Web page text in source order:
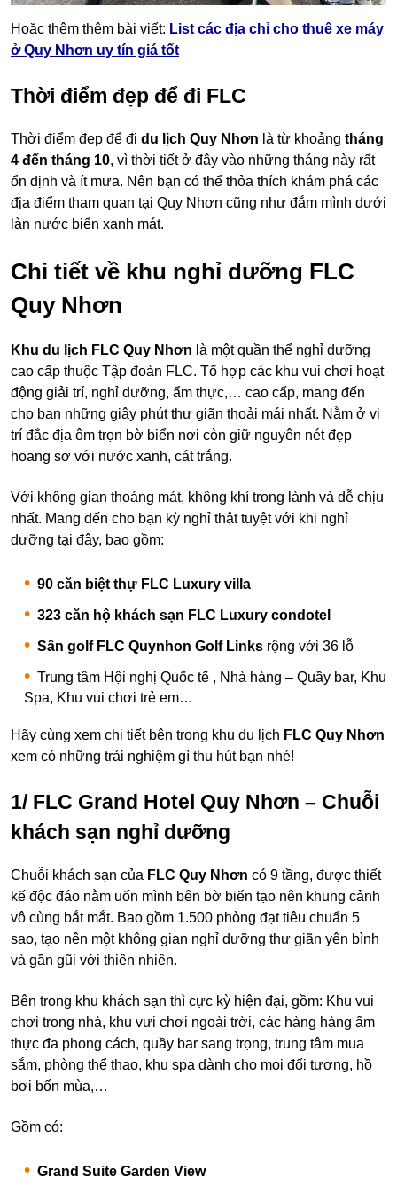
Hoặc thêm thêm bài viết: List các địa chỉ cho thuê xe máy
ở Quy Nhơn uy tín giá tốt
Thời điểm đẹp để đi FLC
Thời điểm đẹp để đi du lịch Quy Nhơn là từ khoảng tháng
4 đến tháng 10, vì thời tiết ở đây vào những tháng này rất
ổn định và ít mưa. Nên bạn có thể thỏa thích khám phá các
địa điểm tham quan tại Quy Nhơn cũng như đắm mình dưới
làn nước biển xanh mát.
Chi tiết về khu nghỉ dưỡng FLC
Quy Nhơn
Khu du lịch FLC Quy Nhơn là một quần thể nghỉ dưỡng
cao cấp thuộc Tập đoàn FLC. Tổ hợp các khu vui chơi hoạt
động giải trí, nghỉ dưỡng, ẩm thực,… cao cấp, mang đến
cho bạn những giây phút thư giãn thoải mái nhất. Nằm ở vị
trí đắc địa ôm trọn bờ biển nơi còn giữ nguyên nét đẹp
hoang sơ với nước xanh, cát trắng.
Với không gian thoáng mát, không khí trong lành và dễ chịu
nhất. Mang đến cho bạn kỳ nghỉ thật tuyệt với khi nghỉ
dưỡng tại đây, bao gồm:
90 căn biệt thự FLC Luxury villa
323 căn hộ khách sạn FLC Luxury condotel
Sân golf FLC Quynhon Golf Links rộng với 36 lỗ
Trung tâm Hội nghị Quốc tế , Nhà hàng – Quầy bar, Khu
Spa, Khu vui chơi trẻ em…
Hãy cùng xem chi tiết bên trong khu du lịch FLC Quy Nhơn
xem có những trải nghiệm gì thu hút bạn nhé!
1/ FLC Grand Hotel Quy Nhơn – Chuỗi
khách sạn nghỉ dưỡng
Chuỗi khách sạn của FLC Quy Nhơn có 9 tầng, được thiết
kế độc đáo nằm uốn mình bên bờ biển tạo nên khung cảnh
vô cùng bắt mắt. Bao gồm 1.500 phòng đạt tiêu chuẩn 5
sao, tạo nên một không gian nghỉ dưỡng thư giãn yên bình
và gần gũi với thiên nhiên.
Bên trong khu khách sạn thì cực kỳ hiện đại, gồm: Khu vui
chơi trong nhà, khu vưi chơi ngoài trời, các hàng hàng ẩm
thực đa phong cách, quầy bar sang trọng, trung tâm mua
sắm, phòng thể thao, khu spa dành cho mọi đối tượng, hồ
bơi bốn mùa,…
Gồm có:
Grand Suite Garden View